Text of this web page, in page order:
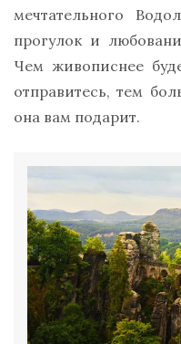
мечтательного
прогулок и
Чем живописнее
отправитесь, тем
она вам подарит.